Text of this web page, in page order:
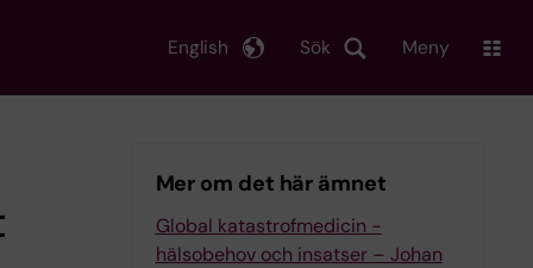
Sök
English Meny
Mer om det här ämnet
Global katastrofmedicin -
hälsobehov och insatser – Johan